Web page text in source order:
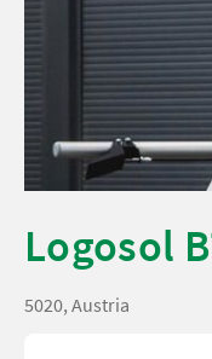
Logosol
5020, Austria